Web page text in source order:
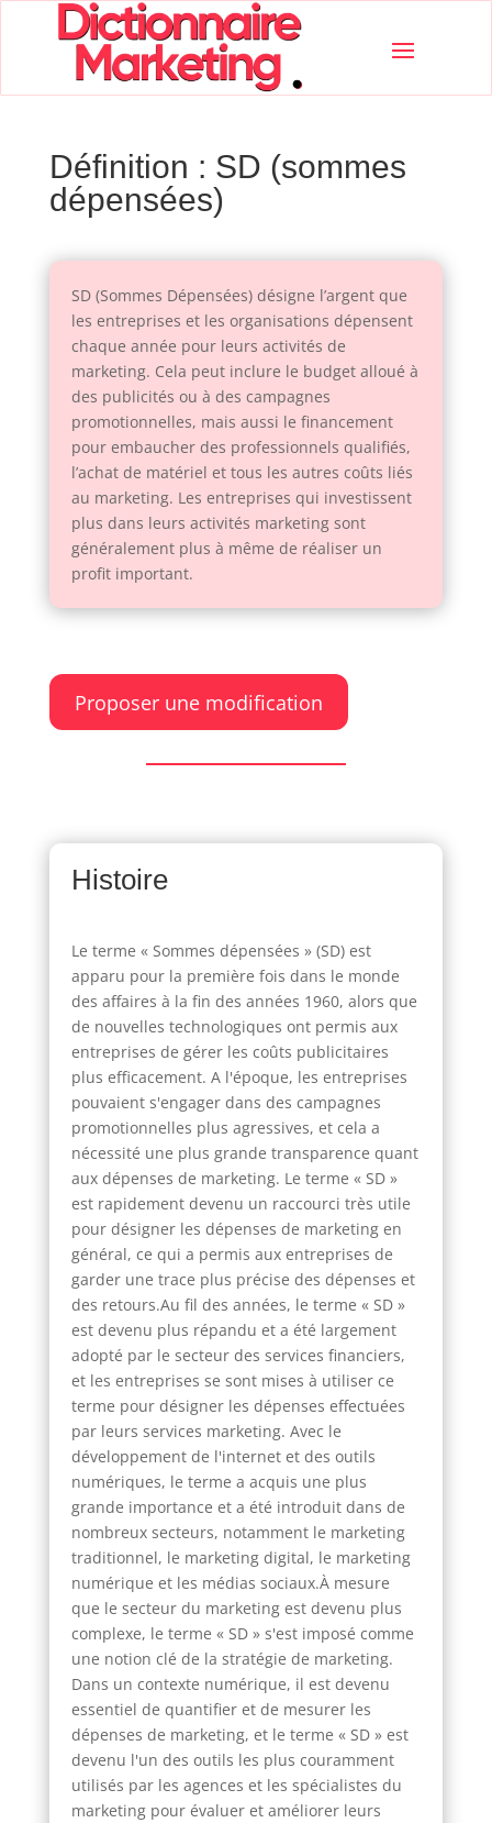
Définition : SD (sommes
dépensées)
SD (Sommes Dépensées) désigne l’argent que
les entreprises et les organisations dépensent
chaque année pour leurs activités de
marketing. Cela peut inclure le budget alloué à
des publicités ou à des campagnes
promotionnelles, mais aussi le financement
pour embaucher des professionnels qualifiés,
l’achat de matériel et tous les autres coûts liés
au marketing. Les entreprises qui investissent
plus dans leurs activités marketing sont
généralement plus à même de réaliser un
profit important.
Proposer une modification
Histoire
Le terme « Sommes dépensées » (SD) est
apparu pour la première fois dans le monde
des affaires à la fin des années 1960, alors que
de nouvelles technologiques ont permis aux
entreprises de gérer les coûts publicitaires
plus efficacement. A l'époque, les entreprises
pouvaient s'engager dans des campagnes
promotionnelles plus agressives, et cela a
nécessité une plus grande transparence quant
aux dépenses de marketing. Le terme « SD »
est rapidement devenu un raccourci très utile
pour désigner les dépenses de marketing en
général, ce qui a permis aux entreprises de
garder une trace plus précise des dépenses et
des retours.Au fil des années, le terme « SD »
est devenu plus répandu et a été largement
adopté par le secteur des services financiers,
et les entreprises se sont mises à utiliser ce
terme pour désigner les dépenses effectuées
par leurs services marketing. Avec le
développement de l'internet et des outils
numériques, le terme a acquis une plus
grande importance et a été introduit dans de
nombreux secteurs, notamment le marketing
traditionnel, le marketing digital, le marketing
numérique et les médias sociaux.À mesure
que le secteur du marketing est devenu plus
complexe, le terme « SD » s'est imposé comme
une notion clé de la stratégie de marketing.
Dans un contexte numérique, il est devenu
essentiel de quantifier et de mesurer les
dépenses de marketing, et le terme « SD » est
devenu l'un des outils les plus couramment
utilisés par les agences et les spécialistes du
marketing pour évaluer et améliorer leurs